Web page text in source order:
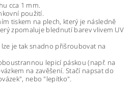
cca 1 mm.
použití.
tiskem na plech, který je následně
zpomaluje blednutí barev vlivem UV
je tak snadno přišroubovat na
lepicí páskou (např. na
na zavěšení. Stačí napsat do
nebo "lepítko".